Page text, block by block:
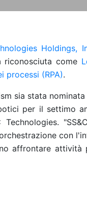
Holdings,
riconosciuta come
processi (RPA).
sia stata
per il settimo
con
affrontare attività